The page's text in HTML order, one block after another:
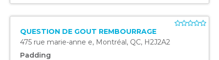
QUESTION DE GOUT REMBOURRAGE
475 rue marie-anne e, Montréal, QC, H2J2A2
Padding